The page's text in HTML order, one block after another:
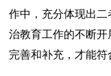
作中，充分体现出
治教育工作的不断
完善和补充，才能符